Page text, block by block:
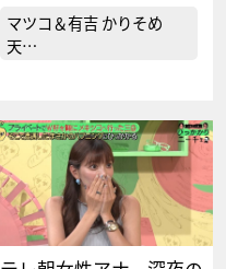
マツコ＆有吉 かりそめ
天…